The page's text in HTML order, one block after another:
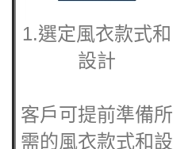
1.選定風衣款式和
設計
客戶可提前準備所
需的風衣款式和設